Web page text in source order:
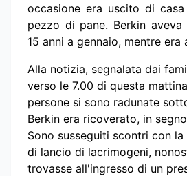
occasione era uscito di
pezzo di pane. Berkin aveva
15 anni a gennaio, mentre era
Alla notizia, segnalata dai
verso le 7.00 di questa
persone si sono radunate
Berkin era ricoverato, in
Sono susseguiti scontri con
di lancio di lacrimogeni,
trovasse all'ingresso di un